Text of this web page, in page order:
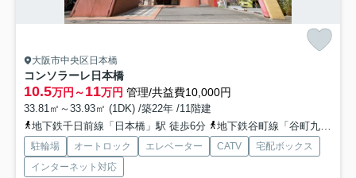
大阪市中央区日本橋
コンソラーレ日本橋
10.5万円～11万円 管理/共益費10,000円
33.81㎡～33.93㎡ (1DK) /築22年 /11階建
地下鉄千日前線「日本橋」駅 徒歩6分
地下鉄谷町線「谷町九丁目」駅 徒歩11分
駐輪場 オートロック エレベーター CATV
宅配ボックス
インターネット対応